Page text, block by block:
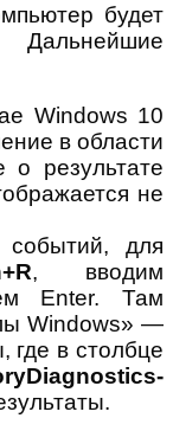
будет
Дальнейшие
Windows 10
в области
результате
не
для
, вводим
Enter. Там
Windows» —
где в столбце